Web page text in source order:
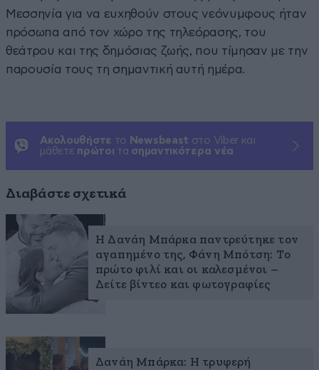
Μεσσηνία για να ευχηθούν στους νεόνυμφους ήταν
πρόσωπα από τον χώρο της τηλεόρασης, του
θεάτρου και της δημόσιας ζωής, που τίμησαν με την
παρουσία τους τη σημαντική αυτή ημέρα.
Ακολουθήστε το Newsbeast στο Viber και
μάθετε πρώτοι τα σημαντικότερα νέα
Διαβάστε σχετικά
Η Δανάη Μπάρκα παντρεύτηκε τον
αγαπημένο της, Φάνη Μπότση: Το
πρώτο φιλί και οι καλεσμένοι –
Δείτε βίντεο και φωτογραφίες
Δανάη Μπάρκα: H τρυφερή